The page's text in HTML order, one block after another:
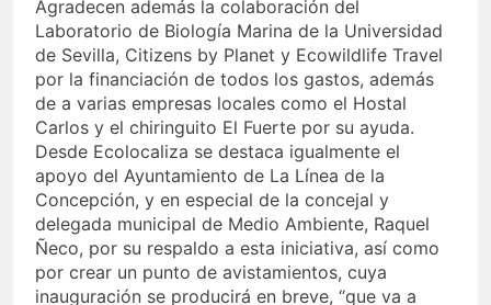
Agradecen además la colaboración del
Laboratorio de Biología Marina de la Universidad
de Sevilla, Citizens by Planet y Ecowildlife Travel
por la financiación de todos los gastos, además
de a varias empresas locales como el Hostal
Carlos y el chiringuito El Fuerte por su ayuda.
Desde Ecolocaliza se destaca igualmente el
apoyo del Ayuntamiento de La Línea de la
Concepción, y en especial de la concejal y
delegada municipal de Medio Ambiente, Raquel
Ñeco, por su respaldo a esta iniciativa, así como
por crear un punto de avistamientos, cuya
inauguración se producirá en breve, “que va a